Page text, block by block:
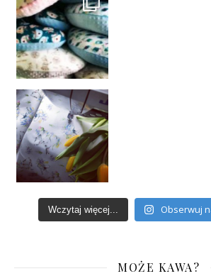
Wczytaj więcej... Obserwuj
MOŻE KAWA?